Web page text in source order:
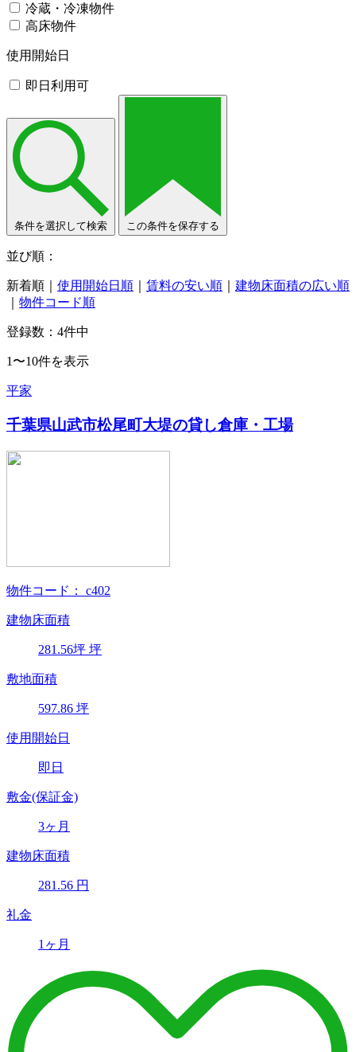
冷蔵・冷凍物件
高床物件
使用開始日
即日利用可
条件を選択して検索 この条件を保存する
並び順：
新着順 使用開始日順 賃料の安い順
建物床面積の広い順
物件コード順
登録数： 4件中
1〜10件を表示
平家
千葉県山武市松尾町大堤の貸し倉庫・工場
物件コード： c402
建物床面積
281.56坪 坪
敷地面積
597.86 坪
使用開始日
即日
敷金(保証金)
3ヶ月
建物床面積
281.56 円
礼金
1ヶ月